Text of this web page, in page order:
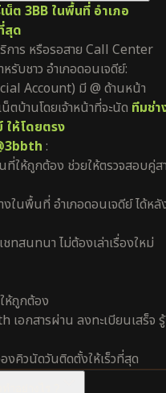
ต 3BB ในพื้นที่ อำเภอ
สุด
การ หรือรอสาย Call Center
บชาว อำเภอดอนเจดีย์:
Account) มี @ ด้านหน้า
ตบ้านโดยเจ้าหน้าที่จะนัด ทีมช่า
ห้โดยตรง
:
ที่ให้ถูกต้อง ช่วยให้ตรวจสอบคู่ส
ในพื้นที่ อำเภอดอนเจดีย์ ได้หลั
ทสนทนา ไม่ต้องเล่าเรื่องใหม่
ห้ถูกต้อง
เอกสารผ่าน ลงทะเบียนเสร็จ รู้
งคิวนัดวันติดตั้งให้เร็วที่สุด